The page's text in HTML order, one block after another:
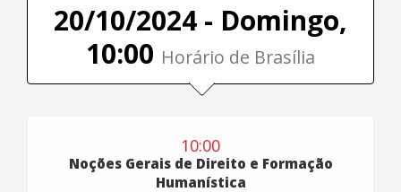
20/10/2024 - Domingo,
10:00 Horário de Brasília
10:00
Noções Gerais de Direito e Formação
Humanística